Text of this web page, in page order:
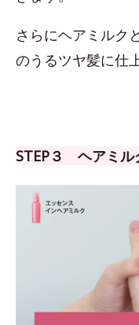
さらにヘアミルク
のうるツヤ髪に仕
STEP３ ヘアミル